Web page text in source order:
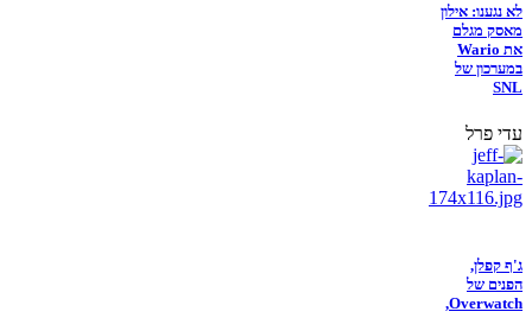
לא נגענו: אילון
מאסק מגלם
את Wario
במערכון של
SNL
עדי פרל
ג'ף קפלן,
הפנים של
Overwatch,